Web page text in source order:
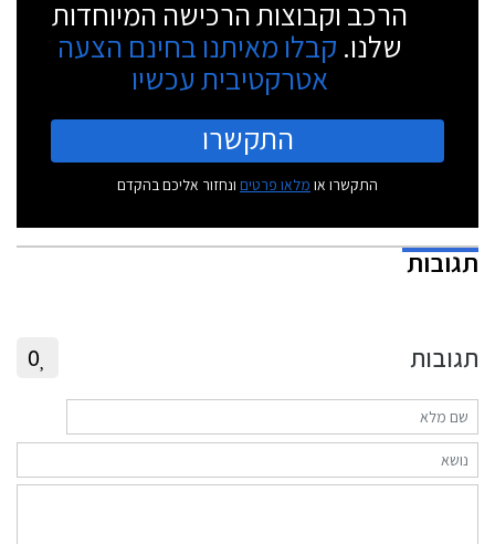
הרכב וקבוצות הרכישה המיוחדות
שלנו. קבלו מאיתנו בחינם הצעה
אטרקטיבית עכשיו
התקשרו
התקשרו או מלאו פרטים ונחזור אליכם בהקדם
תגובות
תגובות 0